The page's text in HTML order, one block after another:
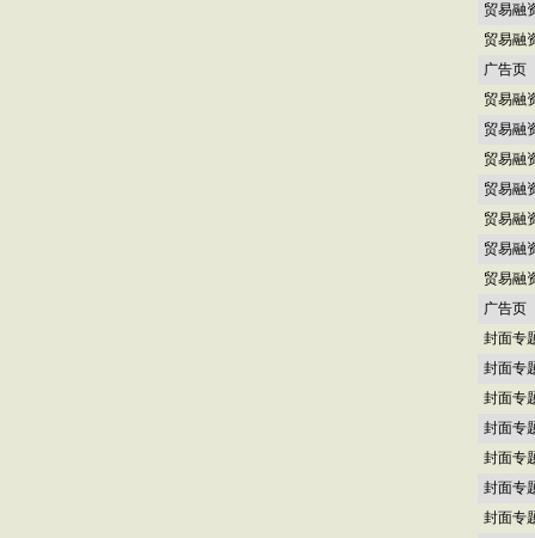
贸易融
贸易融
广告页
贸易融
贸易融
贸易融
贸易融
贸易融
贸易融
贸易融
广告页
封面专
封面专
封面专
封面专
封面专
封面专
封面专